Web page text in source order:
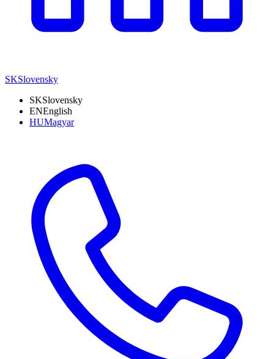
SKSlovensky
SKSlovensky
ENEnglish
HUMagyar